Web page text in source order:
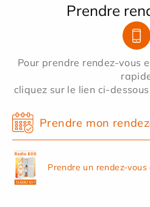
Prendre
Pour prendre rendez-vous
cliquez sur le lien ci-
Prendre mon
Prendre un rendez-